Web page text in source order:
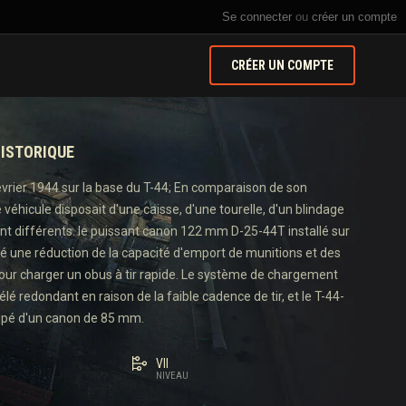
Se connecter ou créer un compte
CRÉER UN COMPTE
1944 sur la base du T-44; En comparaison de son
véhicule disposait d'une caisse, d'une tourelle, d'un blindage
différents. le puissant canon 122 mm D-25-44T installé sur
une réduction de la capacité d'emport de munitions et des
charger un obus à tir rapide. Le système de chargement
redondant en raison de la faible cadence de tir, et le T-44-
d'un canon de 85 mm.
NIVEAU
VII